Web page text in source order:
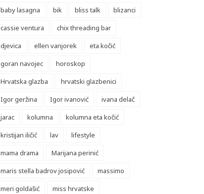
baby lasagna
bik bliss talk
blizanci
cassie ventura
chix threading bar
djevica
ellen vanjorek
eta kočić
goran navojec
horoskop
Hrvatska glazba
hrvatski glazbenici
Igor geržina
Igor ivanović
ivana delač
jarac
kolumna
kolumna eta kočić
kristijan iličić
lav
lifestyle
mama drama
Marijana perinić
maris stella badrov josipović
massimo
meri goldašić
miss hrvatske